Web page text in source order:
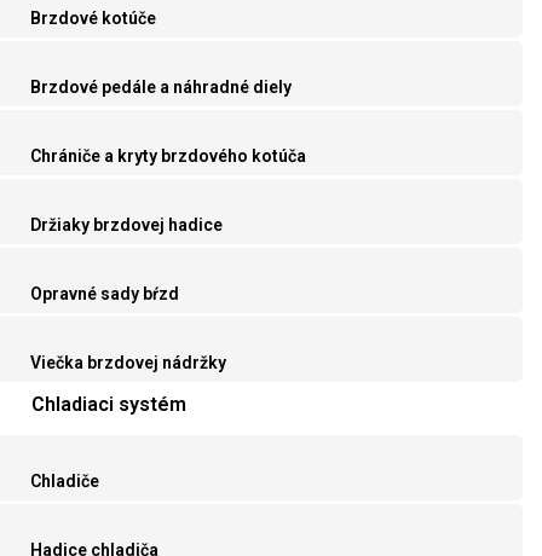
Brzdové kotúče
Brzdové pedále a náhradné diely
Chrániče a kryty brzdového kotúča
Držiaky brzdovej hadice
Opravné sady bŕzd
Viečka brzdovej nádržky
Chladiaci systém
Chladiče
Hadice chladiča